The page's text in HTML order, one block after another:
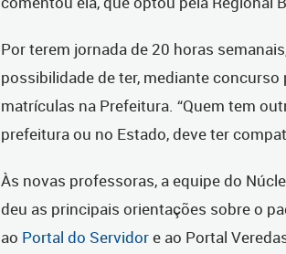
Por terem jornada de 20 horas
possibilidade de ter, mediante
matrículas na Prefeitura. “Quem tem
prefeitura ou no Estado, deve ter
Às novas professoras, a equipe do
deu as principais orientações sobre o
ao Portal do Servidore ao Portal